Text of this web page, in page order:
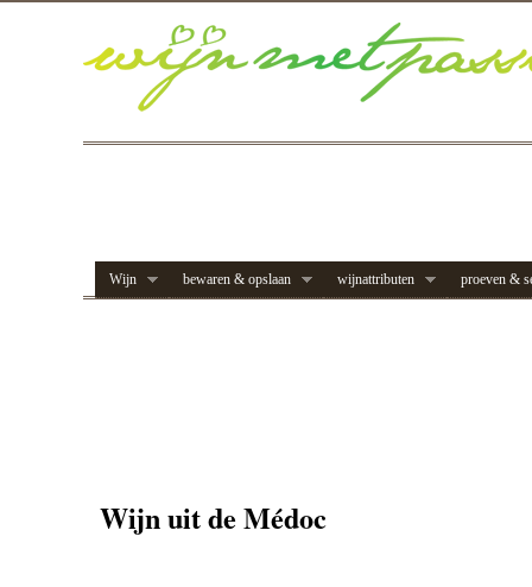
Wijn uit de Médoc
Wijn bewaren & opslaan wijnattributen proeven &